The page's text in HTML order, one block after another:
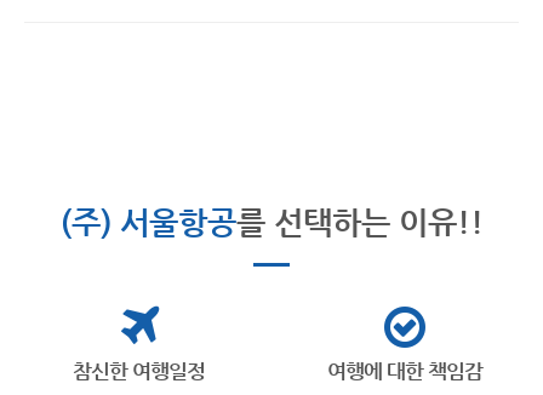
(주) 서울항공를 선택하는 이유!!
참신한 여행일정 여행에 대한 책임감